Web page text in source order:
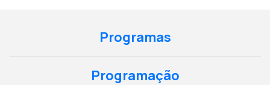
Programas
Programação